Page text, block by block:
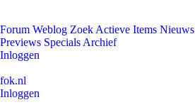
Forum Weblog Zoek Actieve Items Nieuws
Previews Specials Archief
Inloggen
fok.nl
Inloggen